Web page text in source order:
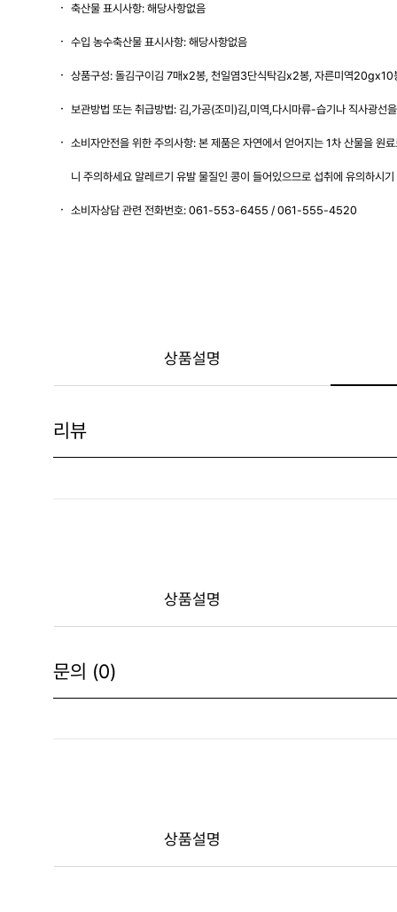
축산물 표시사항: 해당사항없음
수입 농수축산물 표시사항: 해당사항없음
상품구성: 돌김구이김 7매x2봉, 천일염3단식탁김x2봉, 자른미역
보관방법 또는 취급방법: 김,가공(조미)김,미역,다시마류-습기나 직사광선
소비자안전을 위한 주의사항: 본 제품은 자연에서 얻어지는 1차 산물을 원
니 주의하세요 알레르기 유발 물질인 콩이 들어있으므로 섭취에 유의하시
소비자상담 관련 전화번호: 061-553-6455 / 061-555-4520
상품설명
리뷰
상품설명
문의 (0)
상품설명